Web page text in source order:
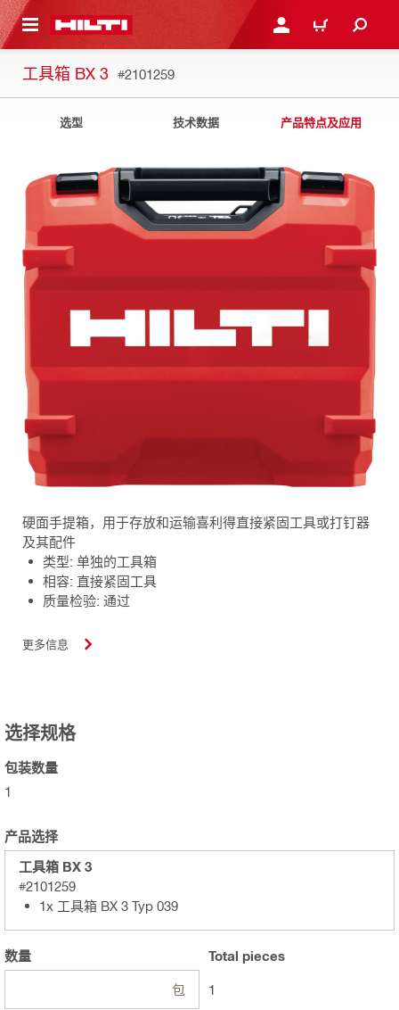
到主页 登录或注册购物车
工具箱 BX 3 #2101259
选型 技术数据 产品特点及应用
硬面手提箱，用于存放和运输喜利得直接紧固工具或打钉器
及其配件
类型: 单独的工具箱
相容: 直接紧固工具
质量检验: 通过
更多信息
选择规格
包装数量
1
产品选择
工具箱 BX 3
#2101259
1x 工具箱 BX 3 Typ 039
数量
包
Total pieces
1